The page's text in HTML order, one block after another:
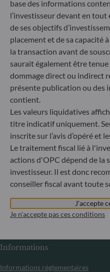
Enregistré au registre du
Luxembourg sous le numéro B
par la commission de
(CSSF)
Communiqué sur les
Russie
S’inscrivant dans le cadre des
européenne dans le cadre de la
informons que, compte tenu
règlements UE n°833/2014 et
souscription des parts des
Gestion est interdite à tout
biélorusse, à toute personne
ou en Biélorussie ou à toute
ou tout organisme établi en
européenne et aux personnes
de séjour temporaire ou
Informations
Informations réglementaires
base des informations
l’investisseur devant en
de ses objectifs
placement et de sa capacité
la transaction avant de
saurait également être
dommage direct ou indirect
présente publication ou des
contient.
Les valeurs liquidatives
titre indicatif uniquement.
inscrite sur l’avis d’opéré et
Le traitement fiscal lié à
actions d'OPC dépend de la
investisseur. Il est donc
conseiller fiscal avant toute
J'accepte
Je n'accepte pas ces conditions